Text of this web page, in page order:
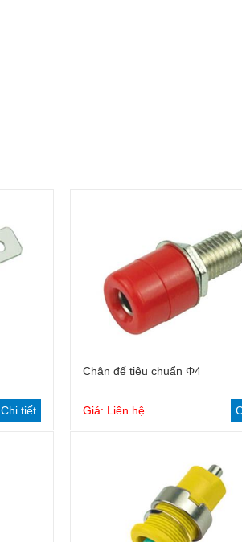
Chi tiết
Chân đế tiêu chuẩn Φ4
Giá: Liên hệ